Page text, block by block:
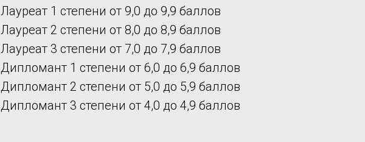
Лауреат 1 степени от 9,0 до 9,9 баллов
Лауреат 2 степени от 8,0 до 8,9 баллов
Лауреат 3 степени от 7,0 до 7,9 баллов
Дипломант 1 степени от 6,0 до 6,9 баллов
Дипломант 2 степени от 5,0 до 5,9 баллов
Дипломант 3 степени от 4,0 до 4,9 баллов